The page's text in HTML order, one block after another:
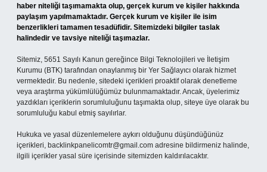
haber niteliği taşımamakta olup, gerçek kurum ve kişiler hakkında
paylaşım yapılmamaktadır. Gerçek kurum ve kişiler ile isim
benzerlikleri tamamen tesadüfidir. Sitemizdeki bilgiler taslak
halindedir ve tavsiye niteliği taşımazlar.
Sitemiz, 5651 Sayılı Kanun gereğince Bilgi Teknolojileri ve İletişim
Kurumu (BTK) tarafından onaylanmış bir Yer Sağlayıcı olarak hizmet
vermektedir. Bu nedenle, sitedeki içerikleri proaktif olarak denetleme
veya araştırma yükümlülüğümüz bulunmamaktadır. Ancak, üyelerimiz
yazdıkları içeriklerin sorumluluğunu taşımakta olup, siteye üye olarak bu
sorumluluğu kabul etmiş sayılırlar.
Hukuka ve yasal düzenlemelere aykırı olduğunu düşündüğünüz
içerikleri, backlinkpanelicomtr@gmail.com adresine bildirmeniz halinde,
ilgili içerikler yasal süre içerisinde sitemizden kaldırılacaktır.